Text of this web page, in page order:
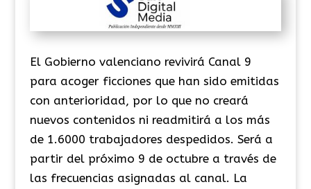
El Gobierno valenciano revivirá Canal 9
para acoger ficciones que han sido emitidas
con anterioridad, por lo que no creará
nuevos contenidos ni readmitirá a los más
de 1.6000 trabajadores despedidos. Será a
partir del próximo 9 de octubre a través de
las frecuencias asignadas al canal. La